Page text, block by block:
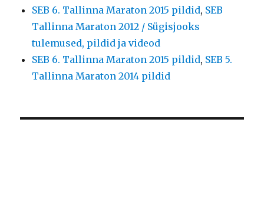
SEB 6. Tallinna Maraton 2015 pildid, SEB
Tallinna Maraton 2012 / Sügisjooks
tulemused, pildid ja videod
SEB 6. Tallinna Maraton 2015 pildid, SEB 5.
Tallinna Maraton 2014 pildid